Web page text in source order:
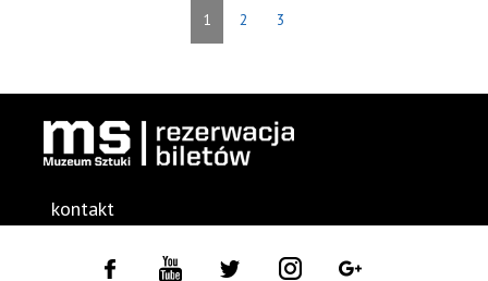
1 2 3
kontakt